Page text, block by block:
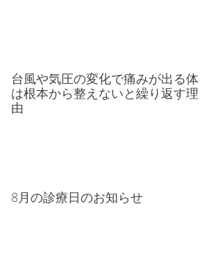
台風や気圧の変化で痛みが出る体
は根本から整えないと繰り返す理
由
8月の診療日のお知らせ